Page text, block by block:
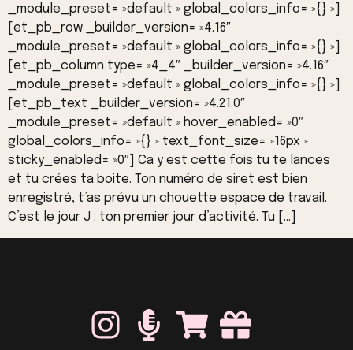
_module_preset= »default » global_colors_info= »{} »]
[et_pb_row _builder_version= »4.16″
_module_preset= »default » global_colors_info= »{} »]
[et_pb_column type= »4_4″ _builder_version= »4.16″
_module_preset= »default » global_colors_info= »{} »]
[et_pb_text _builder_version= »4.21.0″
_module_preset= »default » hover_enabled= »0″
global_colors_info= »{} » text_font_size= »16px »
sticky_enabled= »0″] Ca y est cette fois tu te lances
et tu crées ta boite. Ton numéro de siret est bien
enregistré, t’as prévu un chouette espace de travail.
C’est le jour J : ton premier jour d’activité. Tu […]